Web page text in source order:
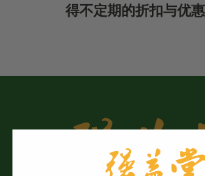
得不定期的折扣与优惠